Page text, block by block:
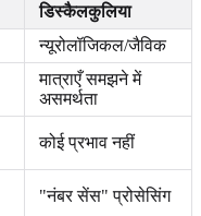
डिस्कैलकुलिया
न्यूरोलॉजिकल/जैविक
मात्राएँ समझने में
असमर्थता
कोई प्रभाव नहीं
"नंबर सेंस" प्रोसेसिंग